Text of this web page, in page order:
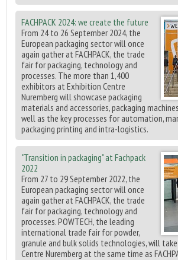
FACHPACK 2024: we create the future
From 24 to 26 September 2024, the
European packaging sector will once
again gather at FACHPACK, the trade
fair for packaging, technology and
processes. The more than 1,400
exhibitors at Exhibition Centre
Nuremberg will showcase packaging
materials and accessories, packaging
well as the key processes for automation,
packaging printing and intra-logistics.
"Transition in packaging" at Fachpack
2022
From 27 to 29 September 2022, the
European packaging sector will once
again gather at FACHPACK, the trade
fair for packaging, technology and
processes. POWTECH, the leading
international trade fair for powder,
granule and bulk solids technologies, will
Centre Nuremberg at the same time as